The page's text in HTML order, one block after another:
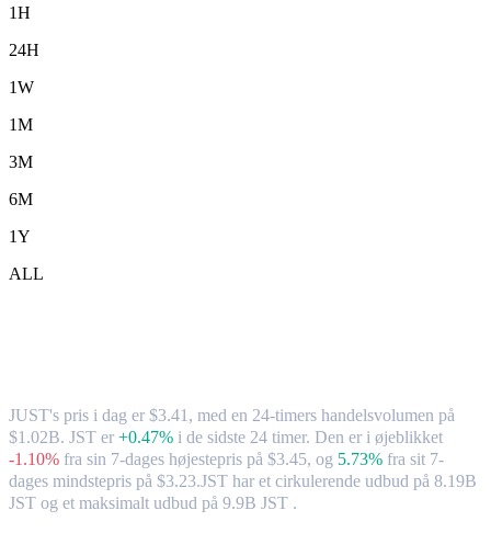
1H
24H
1W
1M
3M
6M
1Y
ALL
JUST's pris i dag er $3.41, med en 24-timers handelsvolumen på
$1.02B. JST er +0.47% i de sidste 24 timer. Den er i øjeblikket
-1.10% fra sin 7-dages højestepris på $3.45, og 5.73% fra sit 7-
dages mindstepris på $3.23.JST har et cirkulerende udbud på 8.19B
JST og et maksimalt udbud på 9.9B JST .